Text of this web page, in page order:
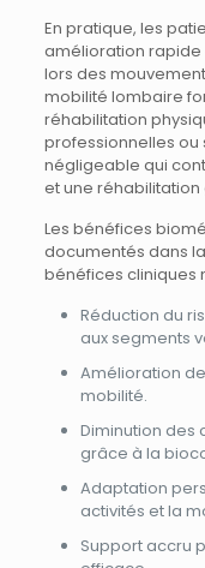
En pratique, les
amélioration rapide
lors des
mobilité lombaire
réhabilitation
professionnelles ou
négligeable qui
et une
Les bénéfices
documentés dans
bénéfices cliniques
Réduction du
aux segments
Amélioration
mobilité.
Diminution
grâce à la
Adaptation
activités et la
Support accru